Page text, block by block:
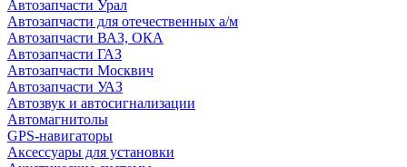
Автозапчасти Урал
Автозапчасти для отечественных а/м
Автозапчасти ВАЗ, ОКА
Автозапчасти ГАЗ
Автозапчасти Москвич
Автозапчасти УАЗ
Автозвук и автосигнализации
Автомагнитолы
GPS-навигаторы
Аксессуары для установки